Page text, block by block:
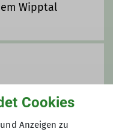
Wipptal
der-weg-zu-
Cookies
Anzeigen zu